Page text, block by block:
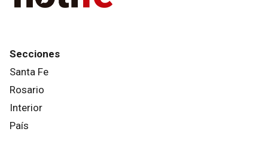
Secciones
Santa Fe
Rosario
Interior
País